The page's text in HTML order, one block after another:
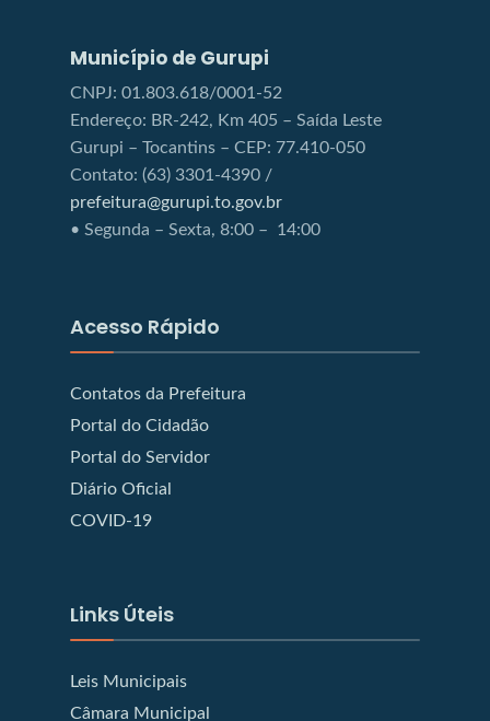
Município de Gurupi
CNPJ: 01.803.618/0001-52
Endereço: BR-242, Km 405 – Saída Leste
Gurupi – Tocantins – CEP: 77.410-050
Contato: (63) 3301-4390 /
prefeitura@gurupi.to.gov.br
• Segunda – Sexta, 8:00 – 14:00
Acesso Rápido
Contatos da Prefeitura
Portal do Cidadão
Portal do Servidor
Diário Oficial
COVID-19
Links Úteis
Leis Municipais
Câmara Municipal